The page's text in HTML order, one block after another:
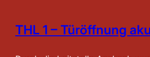
THL 1 – Türöffnung